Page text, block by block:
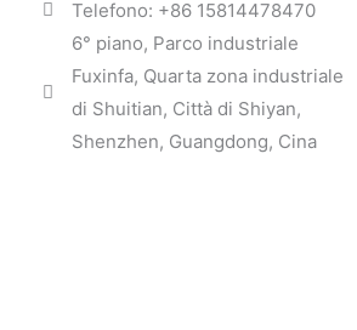
Telefono: +86 15814478470
6° piano, Parco industriale
Fuxinfa, Quarta zona industriale
di Shuitian, Città di Shiyan,
Shenzhen, Guangdong, Cina